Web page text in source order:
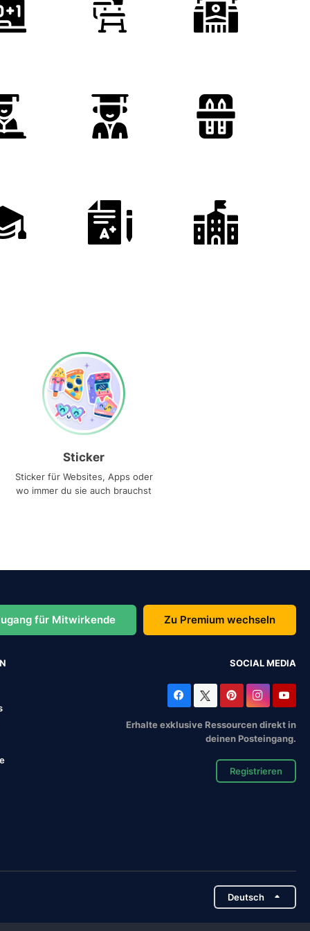
Sticker
Sticker für Websites, Apps oder
wo immer du sie auch brauchst
für Mitwirkende Zu Premium wechseln
SOCIAL MEDIA
Erhalte exklusive Ressourcen direkt in
deinen Posteingang.
Registrieren
Deutsch